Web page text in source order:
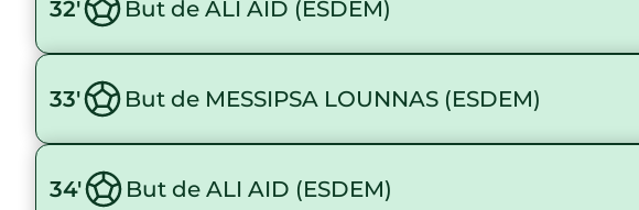
32' But de ALI AID (ESDEM)
33' But de MESSIPSA LOUNNAS (ESDEM)
34' But de ALI AID (ESDEM)